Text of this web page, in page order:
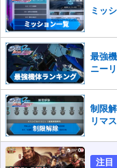
ミッ
最強
ニー
制限
リマ
注目